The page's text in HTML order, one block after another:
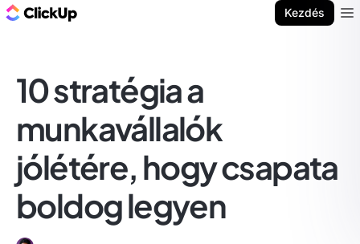
Kezdés
10 stratégia a
munkavállalók
jólétére, hogy csapata
boldog legyen